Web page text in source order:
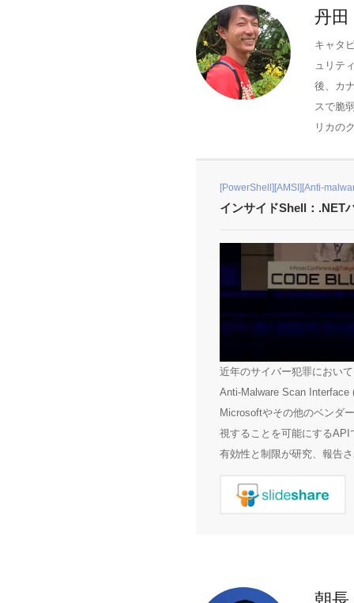
丹田
キャタ
ュリテ
後、カ
スで脆
リカの
[PowerShell][AMSI][Anti-
インサイドShell：.NET
近年のサイバー犯罪におい
Anti-Malware Scan
Microsoftやその他のベンダ
視することを可能にする
有効性と制限が研究、報告